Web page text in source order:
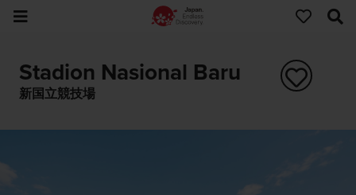
Stadion Nasional Baru
新国立競技場